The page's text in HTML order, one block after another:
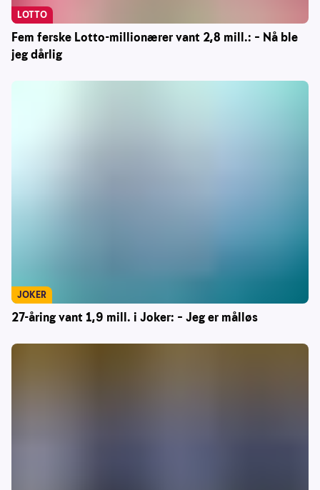
Fem ferske Lotto-millionærer vant 2,8 mill.: – Nå ble
jeg dårlig
LOTTO
27-åring vant 1,9 mill. i Joker: – Jeg er målløs
JOKER